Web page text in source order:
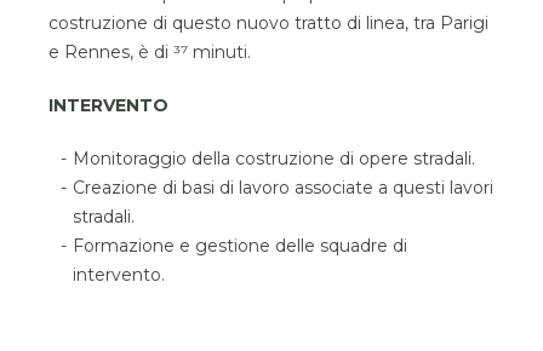
costruzione di questo nuovo tratto di linea, tra Parigi
e Rennes, è di 37 minuti.
INTERVENTO
Monitoraggio della costruzione di opere stradali.
Creazione di basi di lavoro associate a questi lavori
stradali.
Formazione e gestione delle squadre di
intervento.